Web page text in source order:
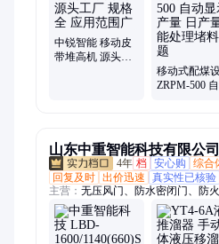
设备
中锐智能 移动皮
带堆高机 源头工
移动式配煤
ZRPM-500
山东中重智能科技有限公司
4年 档 安心购 综合
回复及时 出价迅速 真实性已核验
主营： 无压风门、防水密闭门、防
机、瓦斯稀释器、孔板流量计、防
电视、矿用摄像仪、音视频记录仪
翻斗式矿车、气动绞车、调度绞车